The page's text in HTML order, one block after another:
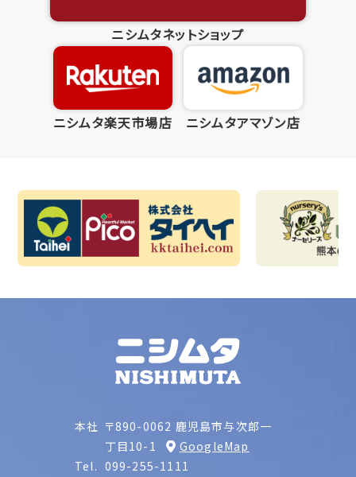
ニシムタネットショップ
ニシムタ楽天市場店 ニシムタアマゾン店
本社 〒890-0062 鹿児島市与次郎一
丁目10-1
GoogleMap
Tel. 099-255-1111